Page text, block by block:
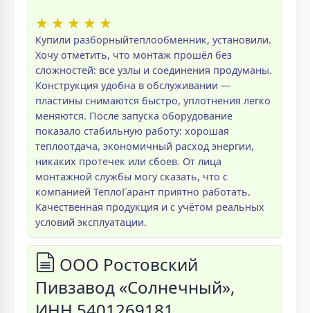
★ ★ ★ ★ ★
Купили разборныйтеплообменник, установили.
Хочу отметить, что монтаж прошёл без
сложностей: все узлы и соединения продуманы.
Конструкция удобна в обслуживании —
пластины снимаются быстро, уплотнения легко
меняются. После запуска оборудование
показало стабильную работу: хорошая
теплоотдача, экономичный расход энергии,
никаких протечек или сбоев. От лица
монтажной службы могу сказать, что с
компанией ТеплоГарант приятно работать.
Качественная продукция и с учётом реальных
условий эксплуатации.
ООО Ростовский
Пивзавод «Солнечный»,